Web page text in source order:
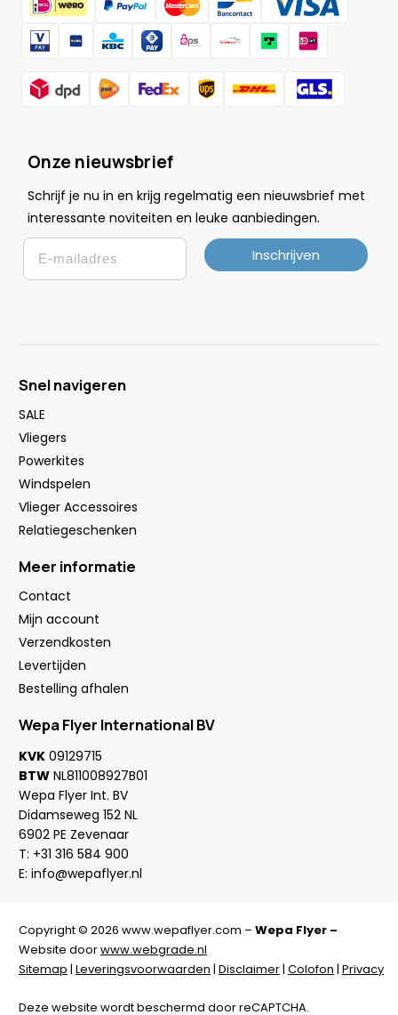
Onze nieuwsbrief
Schrijf je nu in en krijg regelmatig een nieuwsbrief met
interessante noviteiten en leuke aanbiedingen.
Email
Inschrijven
Snel navigeren
SALE
Vliegers
Powerkites
Windspelen
Vlieger Accessoires
Relatiegeschenken
Meer informatie
Contact
Mijn account
Verzendkosten
Levertijden
Bestelling afhalen
Wepa Flyer International BV
KVK 09129715
BTW NL811008927B01
Wepa Flyer Int. BV
Didamseweg 152 NL
6902 PE Zevenaar
T: +31 316 584 900
E: info@wepaflyer.nl
Copyright © 2026 www.wepaflyer.com – Wepa Flyer –
Website doorwww.webgrade.nl
Sitemap | Leveringsvoorwaarden | Disclaimer| Colofon | Privacy
Deze website wordt beschermd door reCAPTCHA.